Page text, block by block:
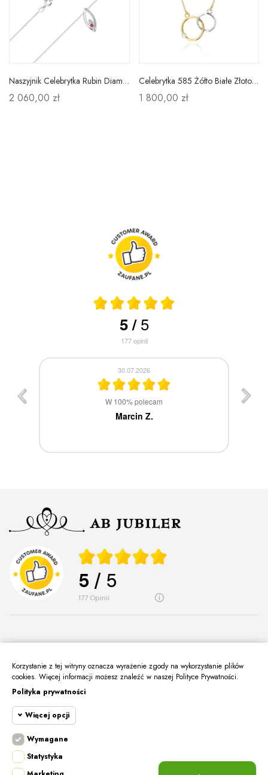
Naszyjnik Celebrytka Rubin Diament 585 Białe Złoto
2 060,00 zł
Celebrytka 585 Żółto Białe Złoto Kółeczka Brylant
1 800,00 zł
5/5
177opinii
30.07.2026
W 100% polecam
Marcin Z.
5 / 5
177 opinii
O Nas
Informacje
Moje Konto
Kontakt
Korzystanie z tej witryny oznacza wyrażenie zgody na wykorzystanie plików
cookies. Więcej informacji możesz znaleźć w naszej Polityce Prywatności.
Polityka prywatności
Więcej opcji
Wymagane
Wymagane pliki cookie oraz cookie HttpOnly.
Wymagane
Statystyka